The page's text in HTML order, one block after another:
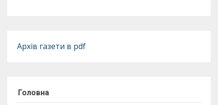
Архів газети в pdf
Головна